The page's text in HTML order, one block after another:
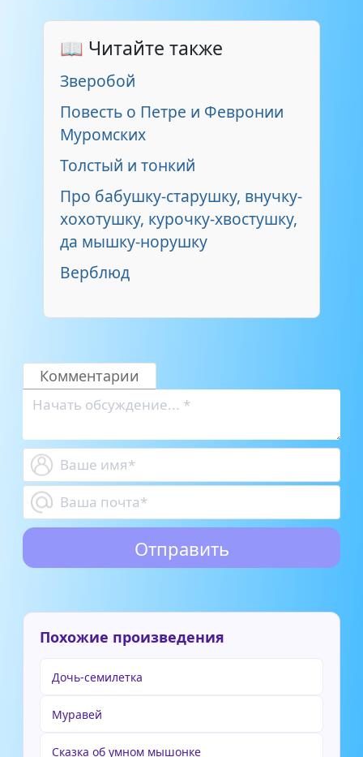
📖 Читайте также
Зверобой
Повесть о Петре и Февронии
Муромских
Толстый и тонкий
Про бабушку-старушку, внучку-
хохотушку, курочку-хвостушку,
да мышку-норушку
Верблюд
Комментарии
Похожие произведения
Дочь-семилетка
Муравей
Сказка об умном мышонке